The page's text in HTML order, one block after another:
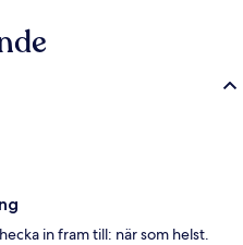
in fram till: när som helst.